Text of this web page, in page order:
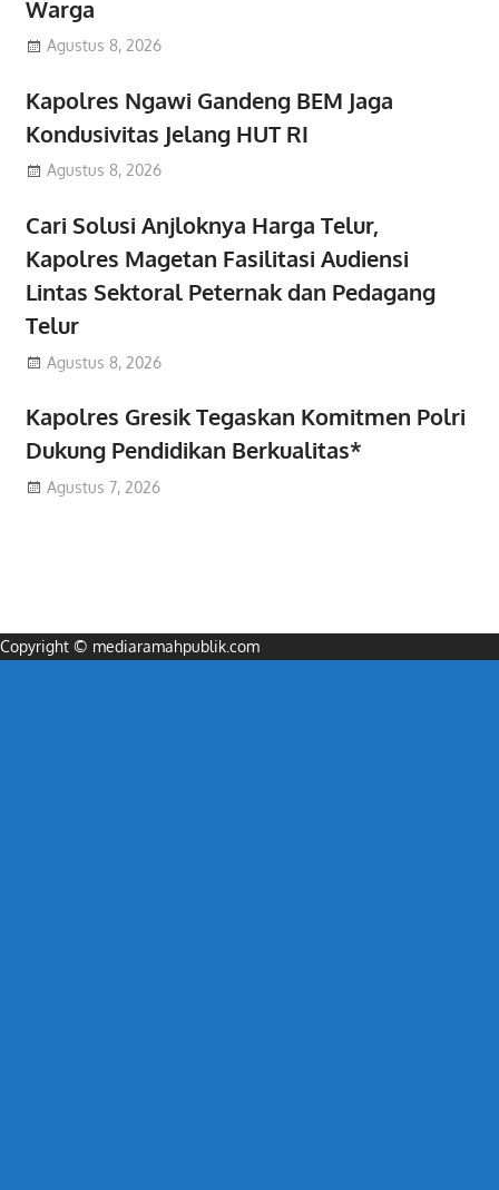
Warga
Agustus 8, 2026
Kapolres Ngawi Gandeng BEM Jaga
Kondusivitas Jelang HUT RI
Agustus 8, 2026
Cari Solusi Anjloknya Harga Telur,
Kapolres Magetan Fasilitasi Audiensi
Lintas Sektoral Peternak dan Pedagang
Telur
Agustus 8, 2026
Kapolres Gresik Tegaskan Komitmen Polri
Dukung Pendidikan Berkualitas*
Agustus 7, 2026
Copyright © mediaramahpublik.com